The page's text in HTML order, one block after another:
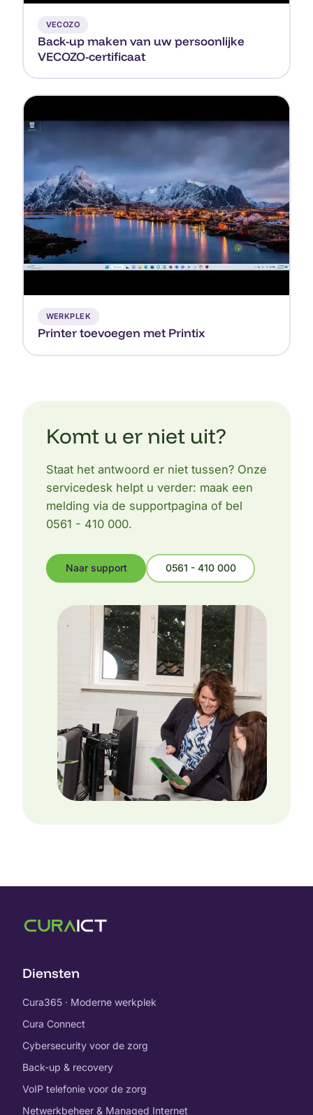
VECOZO
Back-up maken van uw persoonlijke
VECOZO-certificaat
WERKPLEK
Printer toevoegen met Printix
Komt u er niet uit?
Staat het antwoord er niet tussen? Onze
servicedesk helpt u verder: maak een
melding via de supportpagina of bel
0561 - 410 000.
Naar support 0561 - 410 000
Diensten
Cura365 · Moderne werkplek
Cura Connect
Cybersecurity voor de zorg
Back-up & recovery
VoIP telefonie voor de zorg
Netwerkbeheer & Managed Internet